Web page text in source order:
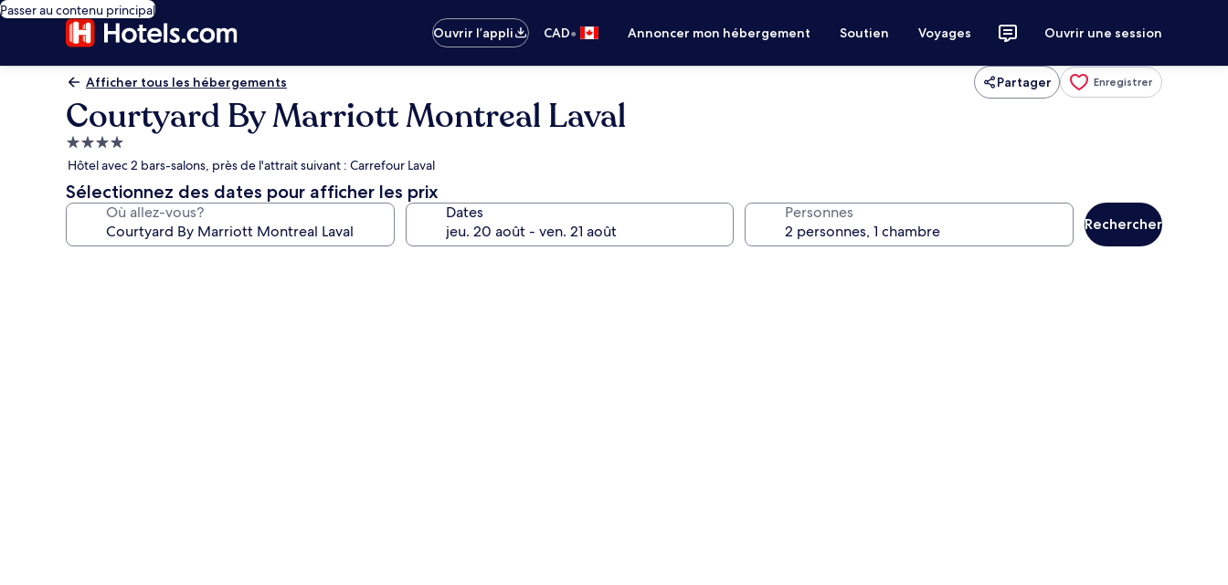
Passer au contenu principal
Ouvrir l’appli
CAD• Annoncer mon hébergement Soutien Voyages Ouvrir une session
Afficher tous les hébergements Partager Enregistrer
Courtyard By Marriott Montreal Laval
Hébergement
4.0 étoiles
Hôtel avec 2 bars-salons, près de l'attrait suivant : Carrefour Laval
Sélectionnez des dates pour afficher les prix
Où allez-vous? Dates Personnes
Rechercher